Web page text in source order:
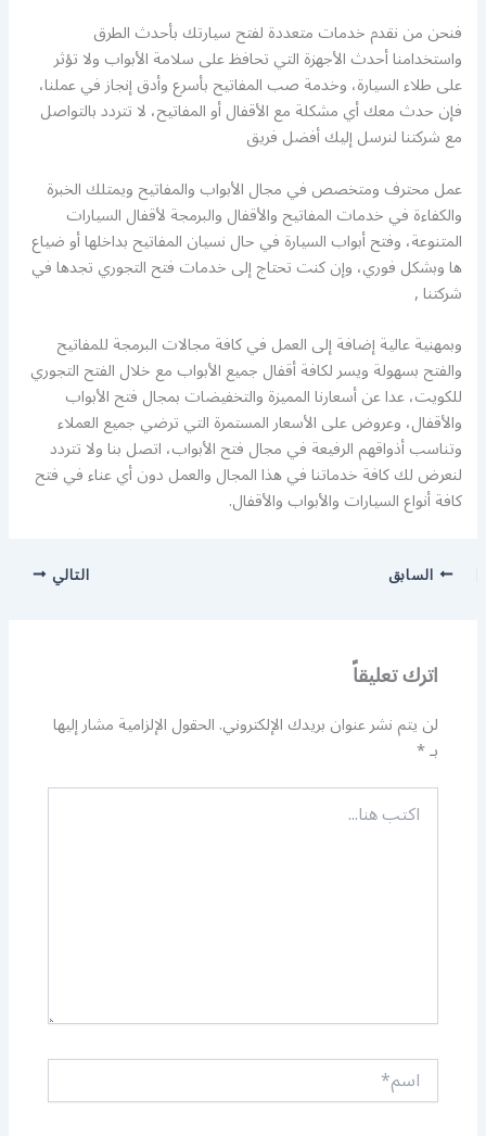
فنحن من نقدم خدمات متعددة لفتح سيارتك بأحدث الطرق
واستخدامنا أحدث الأجهزة التي تحافظ على سلامة الأبواب ولا تؤثر
على طلاء السيارة، وخدمة صب المفاتيح بأسرع وأدق إنجاز في عملنا،
فإن حدث معك أي مشكلة مع الأقفال أو المفاتيح، لا تتردد بالتواصل
مع شركتنا لنرسل إليك أفضل فريق
عمل محترف ومتخصص في مجال الأبواب والمفاتيح ويمتلك الخبرة
والكفاءة في خدمات المفاتيح والأقفال والبرمجة لأقفال السيارات
المتنوعة، وفتح أبواب السيارة في حال نسيان المفاتيح بداخلها أو ضياع
ها وبشكل فوري، وإن كنت تحتاج إلى خدمات فتح التجوري تجدها في
شركتنا ,
وبمهنية عالية إضافة إلى العمل في كافة مجالات البرمجة للمفاتيح
والفتح بسهولة ويسر لكافة أقفال جميع الأبواب مع خلال الفتح التجوري
للكويت، عدا عن أسعارنا المميزة والتخفيضات بمجال فتح الأبواب
والأقفال، وعروض على الأسعار المستمرة التي ترضي جميع العملاء
وتناسب أذواقهم الرفيعة في مجال فتح الأبواب، اتصل بنا ولا تتردد
لنعرض لك كافة خدماتنا في هذا المجال والعمل دون أي عناء في فتح
كافة أنواع السيارات والأبواب والأقفال.
السابق التالي
اترك تعليقاً
لن يتم نشر عنوان بريدك الإلكتروني.الحقول الإلزامية مشار إليها
بـ*
اكتب
هنا...
اسم*